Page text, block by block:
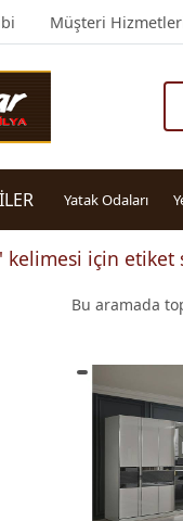
Müşteri
Yatak Odaları
kelimesi için etiket
Bu aramada